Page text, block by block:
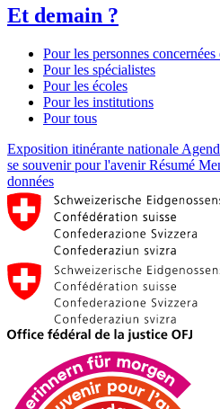
Et demain ?
Pour les personnes
Pour les spécialistes
Pour les écoles
Pour les institutions
Pour tous
Exposition itinérante nationale
se souvenir pour l'avenirRésumé
données